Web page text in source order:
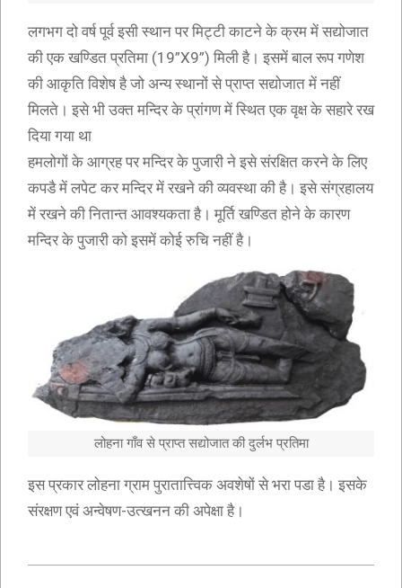
लगभग दो वर्ष पूर्व इसी स्थान पर मिट्टी काटने के क्रम में सद्योजात
की एक खण्डित प्रतिमा (19”X9”) मिली है। इसमें बाल रूप गणेश
की आकृति विशेष है जो अन्य स्थानों से प्राप्त सद्योजात में नहीं
मिलते। इसे भी उक्त मन्दिर के प्रांगण में स्थित एक वृक्ष के सहारे रख
दिया गया था
हमलोगों के आग्रह पर मन्दिर के पुजारी ने इसे संरक्षित करने के लिए
कपडै में लपेट कर मन्दिर में रखने की व्यवस्था की है। इसे संग्रहालय
में रखने की नितान्त आवश्यकता है। मूर्ति खण्डित होने के कारण
मन्दिर के पुजारी को इसमें कोई रुचि नहीं है।
लोहना गाँव से प्राप्त सद्योजात की दुर्लभ प्रतिमा
इस प्रकार लोहना ग्राम पुरातात्त्विक अवशेषों से भरा पडा है। इसके
संरक्षण एवं अन्वेषण-उत्खनन की अपेक्षा है।